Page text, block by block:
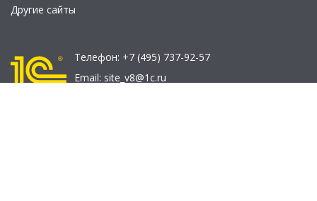
Другие сайты
Телефон: +7 (495) 737-92-57
Email: site_v8@1c.ru